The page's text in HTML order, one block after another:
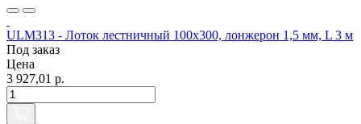
ULM313 - Лоток лестничный 100х300, лонжерон 1,5 мм, L 3 м
Под заказ
Цена
3 927,01 р.